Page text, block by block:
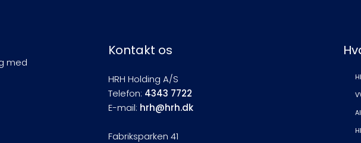
med
Kontakt os
HRH Holding A/S
Telefon: 4343 7722
E-mail: hrh@hrh.dk
Fabriksparken 41